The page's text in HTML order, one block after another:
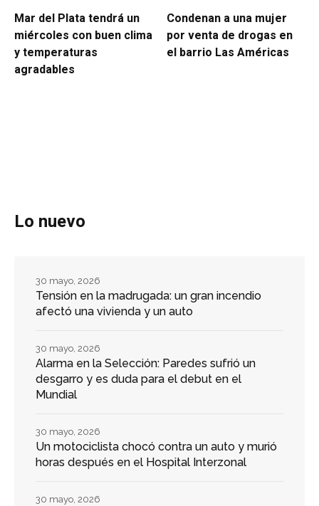
Mar del Plata tendrá un
miércoles con buen clima
y temperaturas
agradables
Condenan a una mujer
por venta de drogas en
el barrio Las Américas
Lo nuevo
Tensión en la madrugada: un gran incendio
afectó una vivienda y un auto
30 mayo, 2026
Alarma en la Selección: Paredes sufrió un
desgarro y es duda para el debut en el
Mundial
30 mayo, 2026
Un motociclista chocó contra un auto y murió
horas después en el Hospital Interzonal
30 mayo, 2026
30 mayo, 2026